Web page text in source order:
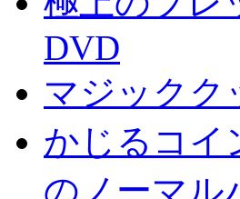
DVD
マジック
かじるコイ
のノーマル